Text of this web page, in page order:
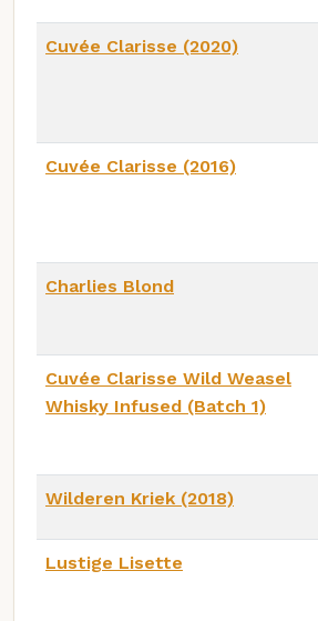
Cuvée Clarisse (2020)
Cuvée Clarisse (2016)
Charlies Blond
Cuvée Clarisse Wild Weasel
Whisky Infused (Batch 1)
Wilderen Kriek (2018)
Lustige Lisette